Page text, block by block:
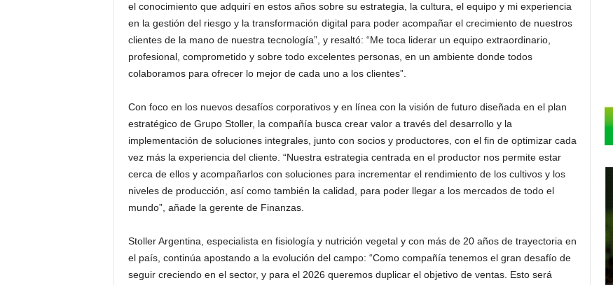
el conocimiento que adquirí en estos años sobre su estrategia, la cultura, el equipo y mi experiencia
en la gestión del riesgo y la transformación digital para poder acompañar el crecimiento de nuestros
clientes de la mano de nuestra tecnología”, y resaltó: “Me toca liderar un equipo extraordinario,
profesional, comprometido y sobre todo excelentes personas, en un ambiente donde todos
colaboramos para ofrecer lo mejor de cada uno a los clientes”.
Con foco en los nuevos desafíos corporativos y en línea con la visión de futuro diseñada en el plan
estratégico de Grupo Stoller, la compañía busca crear valor a través del desarrollo y la
implementación de soluciones integrales, junto con socios y productores, con el fin de optimizar cada
vez más la experiencia del cliente. “Nuestra estrategia centrada en el productor nos permite estar
cerca de ellos y acompañarlos con soluciones para incrementar el rendimiento de los cultivos y los
niveles de producción, así como también la calidad, para poder llegar a los mercados de todo el
mundo”, añade la gerente de Finanzas.
Stoller Argentina, especialista en fisiología y nutrición vegetal y con más de 20 años de trayectoria en
el país, continúa apostando a la evolución del campo: “Como compañía tenemos el gran desafío de
seguir creciendo en el sector, y para el 2026 queremos duplicar el objetivo de ventas. Esto será